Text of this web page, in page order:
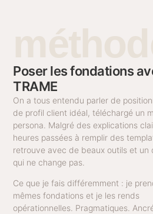
Poser les fondations
TRAME
On a tous entendu parler de
de profil client idéal, téléchargé un
persona. Malgré des explications
heures passées à remplir des
retrouve avec de beaux outils et un
qui ne change pas.
Ce que je fais différemment : je
mêmes fondations et je les rends
opérationnelles. Pragmatiques.